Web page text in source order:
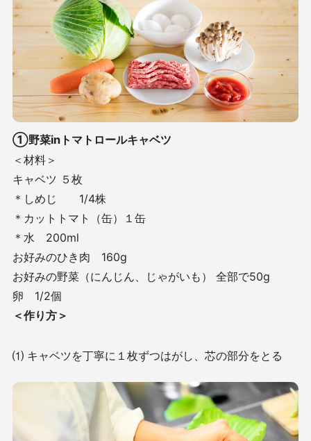
①野菜inトマトロールキャベツ
＜材料＞
キャベツ ５枚
＊しめじ 1/4株
＊カットトマト（缶）１缶
＊水 200ml
お好みのひき肉 160g
お好みの野菜（にんじん、じゃがいも） 全部で50g
卵 1/2個
＜作り方＞
⑴ キャベツを丁寧に１枚ずつはがし、芯の部分をとる